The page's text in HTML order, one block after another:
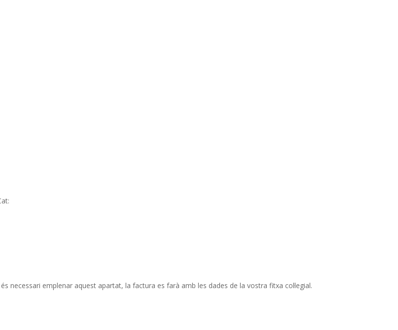
és necessari emplenar aquest apartat, la factura es farà amb les dades de la vostra fitxa col·legial.